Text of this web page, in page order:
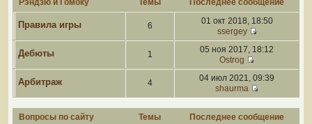
Рэндзю и Гомоку Темы Последнее сообщение
Правила игры 6
01 окт 2018, 18:50
ssergey
Дебюты 1
05 ноя 2017, 18:12
Ostrog
Арбитраж 4
04 июл 2021, 09:39
shaurma
Вопросы по сайту Темы Последнее сообщение